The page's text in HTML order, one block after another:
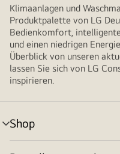
Klimaanlagen und
Produktpalette von LG
Bedienkomfort,
und einen niedrigen
Überblick von unseren
lassen Sie sich von LG
inspirieren.
Shop
Menü
umschalten